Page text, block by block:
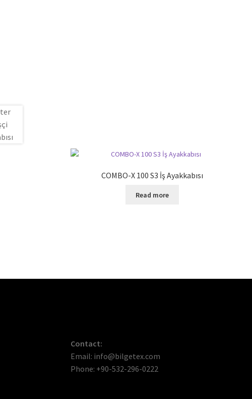
COMBO-X 100 S3 İş Ayakkabısı
Read more
Contact:
Email: info@bilgetex.com
Phone: +90-532-296-0222